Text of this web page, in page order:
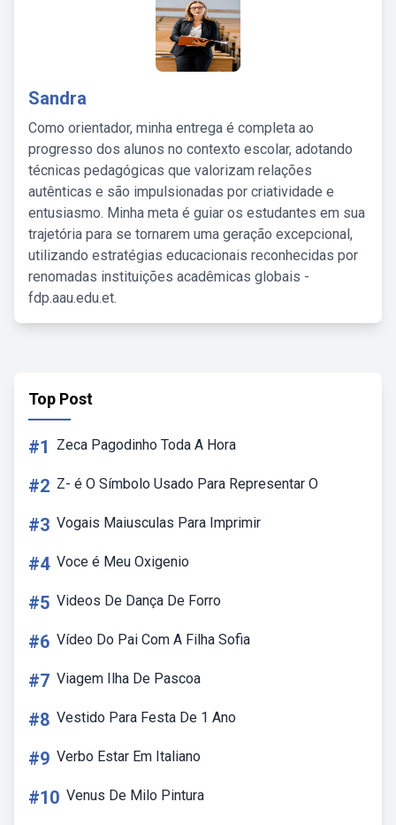
Sandra
Como orientador, minha entrega é completa ao
progresso dos alunos no contexto escolar, adotando
técnicas pedagógicas que valorizam relações
autênticas e são impulsionadas por criatividade e
entusiasmo. Minha meta é guiar os estudantes em sua
trajetória para se tornarem uma geração excepcional,
utilizando estratégias educacionais reconhecidas por
renomadas instituições acadêmicas globais -
fdp.aau.edu.et.
Top Post
#1 Zeca Pagodinho Toda A Hora
#2 Z- é O Símbolo Usado Para Representar O
#3 Vogais Maiusculas Para Imprimir
#4 Voce é Meu Oxigenio
#5 Videos De Dança De Forro
#6 Vídeo Do Pai Com A Filha Sofia
#7 Viagem Ilha De Pascoa
#8 Vestido Para Festa De 1 Ano
#9 Verbo Estar Em Italiano
#10 Venus De Milo Pintura